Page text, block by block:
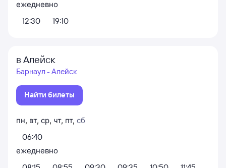
ежедневно
12:30
19:10
в Алейск
Барнаул - Алейск
Найти билеты
пн, вт, ср, чт, пт, сб
06:40
ежедневно